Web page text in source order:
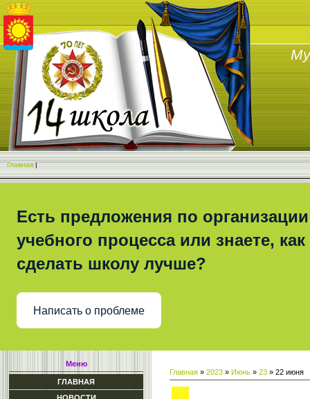
Главная |
Есть предложения по организации
учебного процесса или знаете, как
сделать школу лучше?
Написать о проблеме
Меню
ГЛАВНАЯ
Главная » 2023 » Июнь » 23 » 22 июня